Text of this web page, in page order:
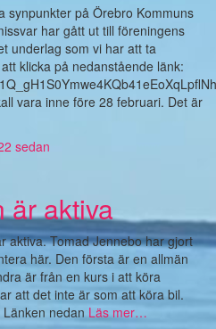
synpunkter på Örebro Kommuns
har gått ut till föreningens
underlag som vi har att ta
klicka på nedanstående länk:
vara inne före 28 februari. Det är
sedan
är aktiva
aktiva. Tomad Jennebo har gjort
här. Den första är en allmän
är från en kurs i att köra
att det inte är som att köra bil.
nedan Läs mer…